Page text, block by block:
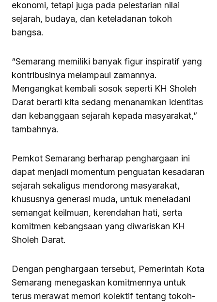
ekonomi, tetapi juga pada pelestarian nilai
sejarah, budaya, dan keteladanan tokoh
bangsa.
“Semarang memiliki banyak figur inspiratif yang
kontribusinya melampaui zamannya.
Mengangkat kembali sosok seperti KH Sholeh
Darat berarti kita sedang menanamkan identitas
dan kebanggaan sejarah kepada masyarakat,”
tambahnya.
Pemkot Semarang berharap penghargaan ini
dapat menjadi momentum penguatan kesadaran
sejarah sekaligus mendorong masyarakat,
khususnya generasi muda, untuk meneladani
semangat keilmuan, kerendahan hati, serta
komitmen kebangsaan yang diwariskan KH
Sholeh Darat.
Dengan penghargaan tersebut, Pemerintah Kota
Semarang menegaskan komitmennya untuk
terus merawat memori kolektif tentang tokoh-